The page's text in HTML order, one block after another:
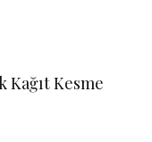
Kesme